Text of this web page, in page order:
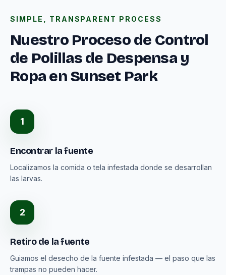
SIMPLE, TRANSPARENT PROCESS
Nuestro Proceso de Control
de Polillas de Despensa y
Ropa en Sunset Park
1
Encontrar la fuente
Localizamos la comida o tela infestada donde se desarrollan
las larvas.
2
Retiro de la fuente
Guiamos el desecho de la fuente infestada — el paso que las
trampas no pueden hacer.